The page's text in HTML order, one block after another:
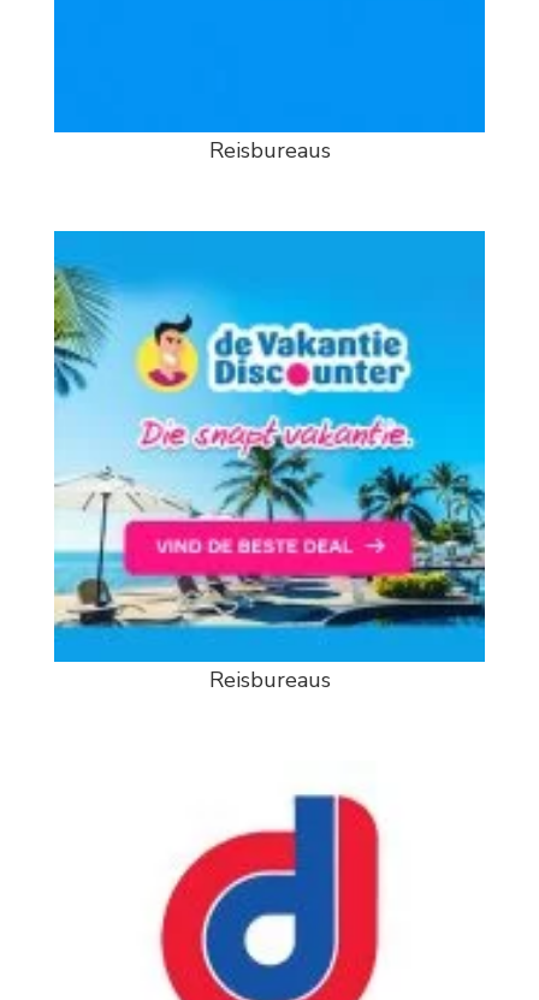
Reisbureaus
Reisbureaus